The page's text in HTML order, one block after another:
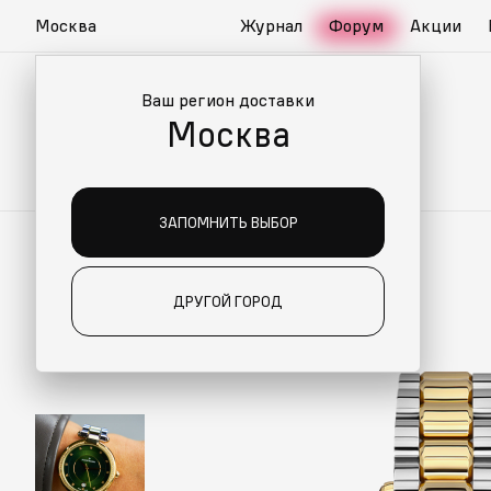
Москва
Ваш регион доставки
Москва
ЗАПОМНИТЬ ВЫБОР
ДРУГОЙ ГОРОД
Журнал Форум Акции
ДЛЯ ВАС